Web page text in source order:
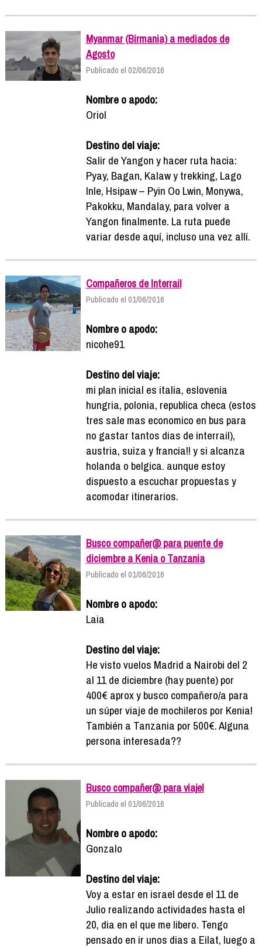
Myanmar (Birmania) a mediados de
Agosto
Publicado el 02/06/2016
Nombre o apodo:
Oriol
Destino del viaje:
Salir de Yangon y hacer ruta hacia:
Pyay, Bagan, Kalaw y trekking, Lago
Inle, Hsipaw – Pyin Oo Lwin, Monywa,
Pakokku, Mandalay, para volver a
Yangon finalmente. La ruta puede
variar desde aquí, incluso una vez allí.
Compañeros de Interrail
Publicado el 01/06/2016
Nombre o apodo:
nicohe91
Destino del viaje:
mi plan inicial es italia, eslovenia
hungria, polonia, republica checa (estos
tres sale mas economico en bus para
no gastar tantos dias de interrail),
austria, suiza y francia!! y si alcanza
holanda o belgica. aunque estoy
dispuesto a escuchar propuestas y
acomodar itinerarios.
Busco compañer@ para puente de
diciembre a Kenia o Tanzania
Publicado el 01/06/2016
Nombre o apodo:
Laia
Destino del viaje:
He visto vuelos Madrid a Nairobi del 2
al 11 de diciembre (hay puente) por
400€ aprox y busco compañero/a para
un súper viaje de mochileros por Kenia!
También a Tanzania por 500€. Alguna
persona interesada??
Busco compañer@ para viaje!
Publicado el 01/06/2016
Nombre o apodo:
Gonzalo
Destino del viaje:
Voy a estar en israel desde el 11 de
Julio realizando actividades hasta el
20, dia en el que me libero. Tengo
pensado en ir unos dias a Eilat, luego a